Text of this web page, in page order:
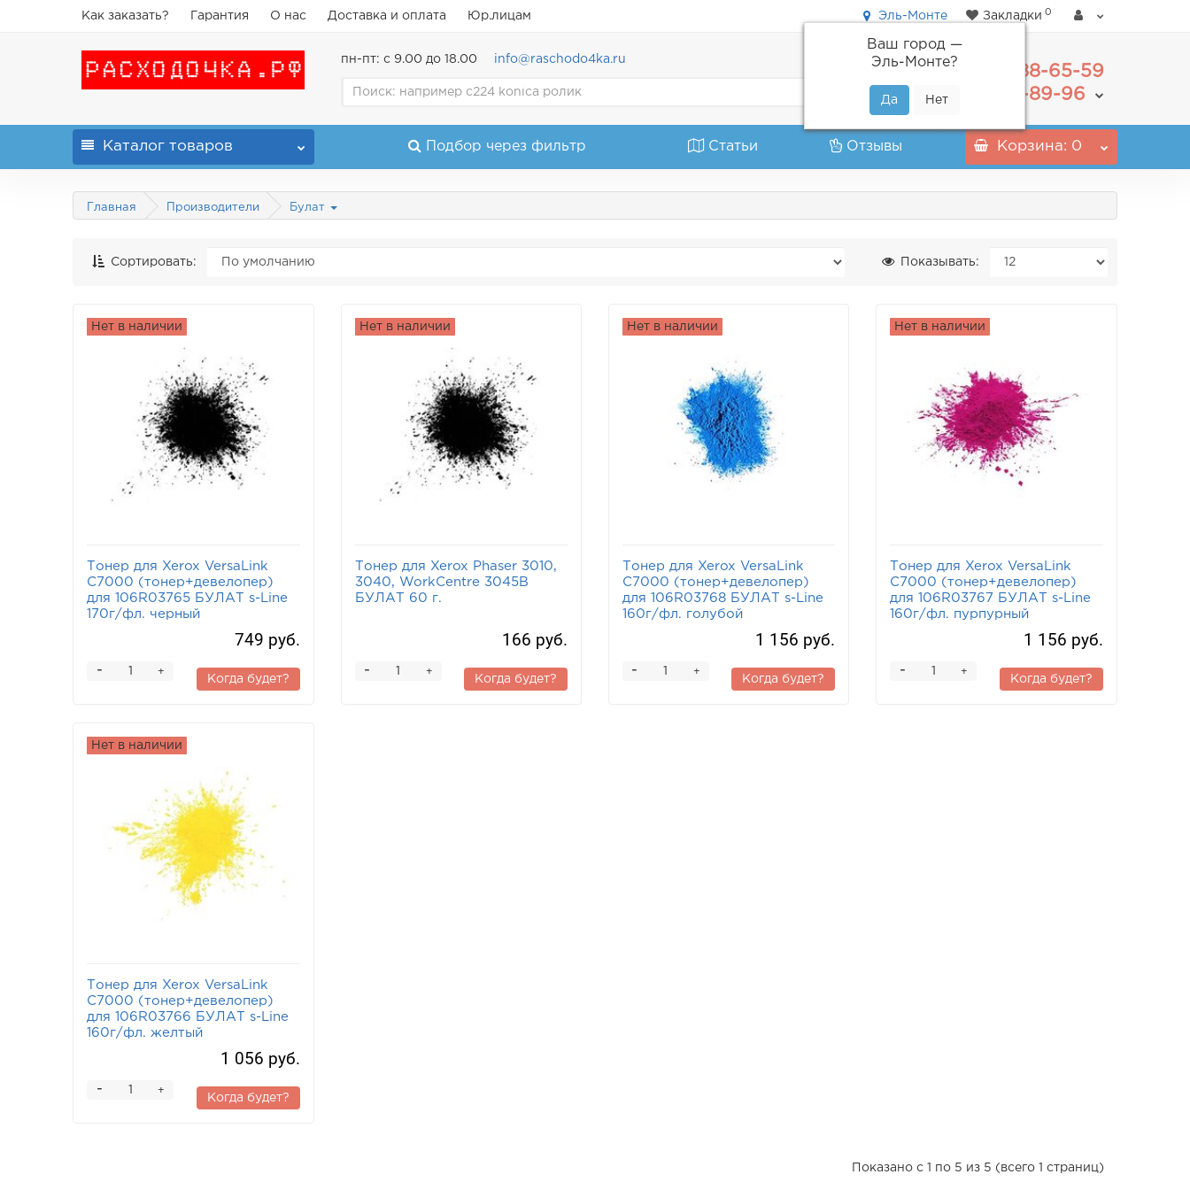
Как заказать? Гарантия О нас Доставка и оплата Юр.лицам Эль-Монте
Ваш город —
Эль-Монте?
Закладки 0
пн-пт: с 9.00 до 18.00 info@raschodo4ka.ru
488-65-59
+7(800) 555-89-96
Каталог товаров Подбор через фильтр Статьи Отзывы Корзина: 0
Главная Производители Булат
Сортировать: Показывать:
Нет в наличии
Тонер для Xerox VersaLink
C7000 (тонер+девелопер)
для 106R03765 БУЛАТ s-Line
170г/фл. черный
749 руб.
+
-
Когда будет?
Нет в наличии
Тонер для Xerox Phaser 3010,
3040, WorkCentre 3045B
БУЛАТ 60 г.
166 руб.
+
-
Когда будет?
Нет в наличии
Тонер для Xerox VersaLink
C7000 (тонер+девелопер)
для 106R03768 БУЛАТ s-Line
160г/фл. голубой
1 156 руб.
+
-
Когда будет?
Нет в наличии
Тонер для Xerox VersaLink
C7000 (тонер+девелопер)
для 106R03767 БУЛАТ s-Line
160г/фл. пурпурный
1 156 руб.
+
-
Когда будет?
Нет в наличии
Тонер для Xerox VersaLink
C7000 (тонер+девелопер)
для 106R03766 БУЛАТ s-Line
160г/фл. желтый
1 056 руб.
+
-
Когда будет?
Показано с 1 по 5 из 5 (всего 1 страниц)